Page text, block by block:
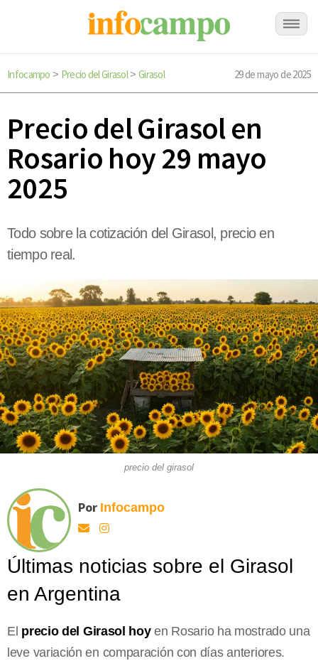
Infocampo > Precio del Girasol> Girasol 29 de mayo de 2025
Precio del Girasol en
Rosario hoy 29 mayo
2025
Todo sobre la cotización del Girasol, precio en
tiempo real.
precio del girasol
Por Infocampo
Últimas noticias sobre el Girasol
en Argentina
El precio del Girasol hoyen Rosario ha mostrado una
leve variación en comparación con días anteriores.